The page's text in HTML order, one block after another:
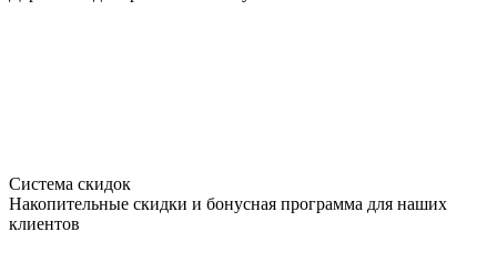
Система скидок
Накопительные скидки и бонусная программа для наших
клиентов